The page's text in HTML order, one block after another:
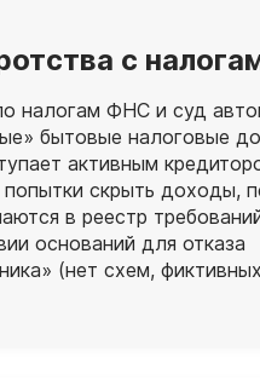
с
налогам ФНС и суд
бытовые налоговые
активным
скрыть доходы,
в реестр
оснований для отказа
(нет схем,